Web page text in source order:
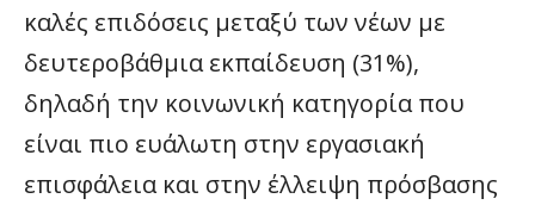
καλές επιδόσεις μεταξύ των νέων με
δευτεροβάθμια εκπαίδευση (31%),
δηλαδή την κοινωνική κατηγορία που
είναι πιο ευάλωτη στην εργασιακή
επισφάλεια και στην έλλειψη πρόσβασης